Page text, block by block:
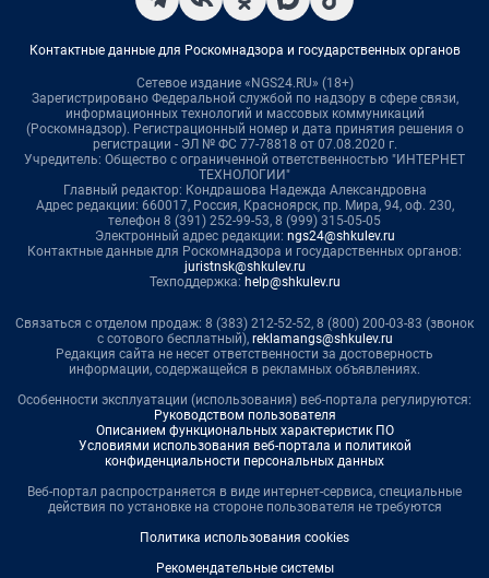
Контактные данные для Роскомнадзора и государственных органов
Сетевое издание «NGS24.RU» (18+)
Зарегистрировано Федеральной службой по надзору в сфере связи,
информационных технологий и массовых коммуникаций
(Роскомнадзор). Регистрационный номер и дата принятия решения о
регистрации - ЭЛ № ФС 77-78818 от 07.08.2020 г.
Учредитель: Общество с ограниченной ответственностью "ИНТЕРНЕТ
ТЕХНОЛОГИИ"
Главный редактор: Кондрашова Надежда Александровна
Адрес редакции: 660017, Россия, Красноярск, пр. Мира, 94, оф. 230,
телефон 8 (391) 252-99-53, 8 (999) 315-05-05
Электронный адрес редакции: ngs24@shkulev.ru
Контактные данные для Роскомнадзора и государственных органов:
juristnsk@shkulev.ru
Техподдержка: help@shkulev.ru
Связаться с отделом продаж: 8 (383) 212-52-52, 8 (800) 200-03-83 (звонок
с сотового бесплатный), reklamangs@shkulev.ru
Редакция сайта не несет ответственности за достоверность
информации, содержащейся в рекламных объявлениях.
Особенности эксплуатации (использования) веб-портала регулируются:
Руководством пользователя
Описанием функциональных характеристик ПО
Условиями использования веб-портала и политикой
конфиденциальности персональных данных
Веб-портал распространяется в виде интернет-сервиса, специальные
действия по установке на стороне пользователя не требуются
Политика использования cookies
Рекомендательные системы